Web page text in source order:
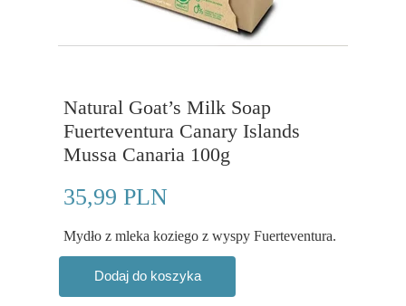
Dodaj do koszyka
Mydło z mleka koziego z wyspy Fuerteventura.
35,99 PLN
Natural Goat’s Milk Soap
Fuerteventura Canary Islands
Mussa Canaria 100g